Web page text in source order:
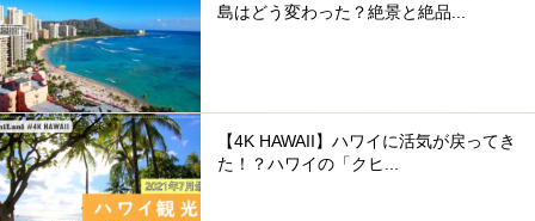
島はどう変わった？絶景と絶品...
【4K HAWAII】ハワイに活気が戻ってき
た！？ハワイの「クヒ...